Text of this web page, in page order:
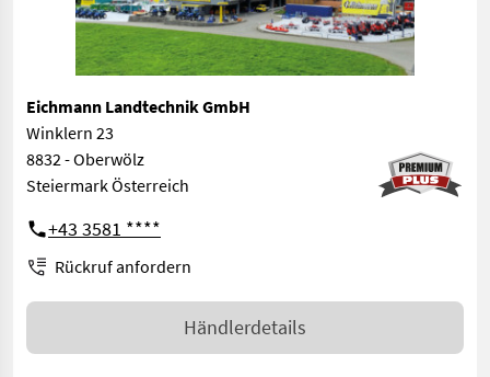
Eichmann Landtechnik GmbH
Winklern 23
8832 - Oberwölz
Steiermark Österreich
+43 3581 ****
Rückruf anfordern
Händlerdetails